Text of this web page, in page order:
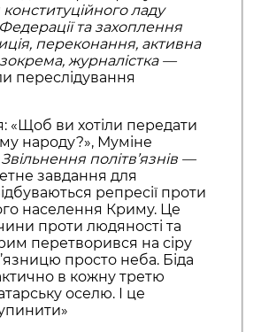
ладу
Федерації та захоплення
переконання, активна
зокрема, журналістка —
переслідування
«Щоб ви хотіли передати
народу?», Муміне
Звільнення політв’язнів —
завдання для
репресії проти
населення Криму. Це
проти людяності та
перетворився на сіру
просто неба. Біда
в кожну третю
оселю. І це